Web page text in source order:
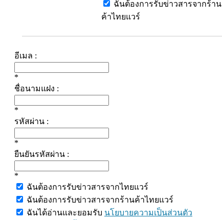
ฉันต้องการรับข่าวสารจากร้าน
ค้าไทยแวร์
อีเมล :
*
ชื่อนามแฝง :
*
รหัสผ่าน :
*
ยืนยันรหัสผ่าน :
*
ฉันต้องการรับข่าวสารจากไทยแวร์
ฉันต้องการรับข่าวสารจากร้านค้าไทยแวร์
ฉันได้อ่านและยอมรับ นโยบายความเป็นส่วนตัว